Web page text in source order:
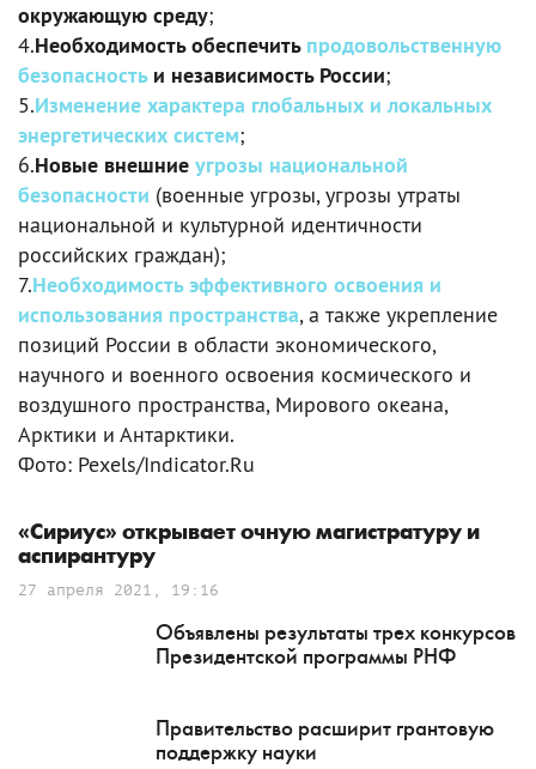
окружающую среду;
4.Необходимость обеспечить продовольственную
безопасностьи независимость России;
5.Изменение характера глобальных и локальных
энергетических систем;
6.Новые внешние угрозы национальной
безопасности (военные угрозы, угрозы утраты
национальной и культурной идентичности
российских граждан);
7.Необходимость эффективного освоения и
использования пространства, а также укрепление
позиций России в области экономического,
научного и военного освоения космического и
воздушного пространства, Мирового океана,
Арктики и Антарктики.
Фото: Pexels/Indicator.Ru
«Сириус» открывает очную магистратуру и
аспирантуру
27 апреля 2021, 19:16
Объявлены результаты трех конкурсов
Президентской программы РНФ
Правительство расширит грантовую
поддержку науки